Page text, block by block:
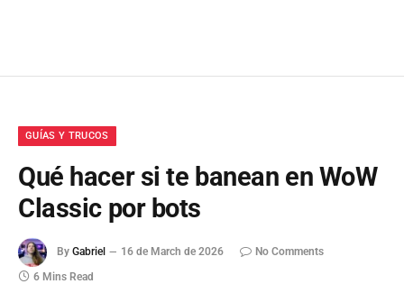
GUÍAS Y TRUCOS
Qué hacer si te banean en WoW
Classic por bots
By Gabriel 16 de March de 2026
No Comments
6 Mins Read